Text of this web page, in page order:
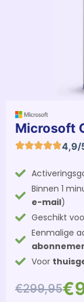
Microsoft
4,9/
Binnen 1
e-mail)
Geschikt
Eenmalige
Voor
€299,95